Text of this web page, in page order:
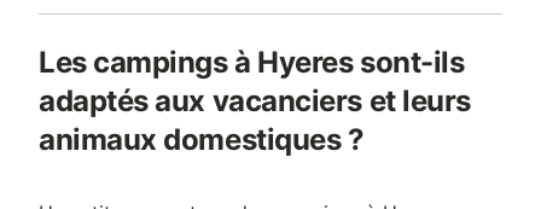
Les campings à Hyeres sont-ils
adaptés aux vacanciers et leurs
animaux domestiques ?